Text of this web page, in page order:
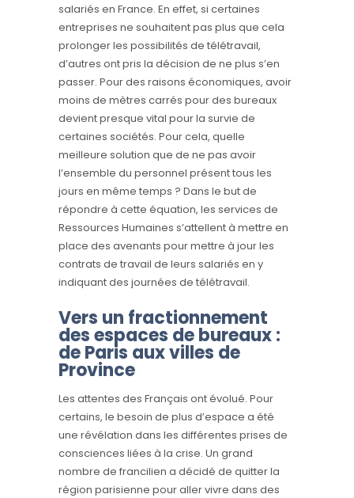
salariés en France. En effet, si certaines
entreprises ne souhaitent pas plus que cela
prolonger les possibilités de télétravail,
d’autres ont pris la décision de ne plus s’en
passer. Pour des raisons économiques, avoir
moins de mètres carrés pour des bureaux
devient presque vital pour la survie de
certaines sociétés. Pour cela, quelle
meilleure solution que de ne pas avoir
l’ensemble du personnel présent tous les
jours en même temps ? Dans le but de
répondre à cette équation, les services de
Ressources Humaines s’attellent à mettre en
place des avenants pour mettre à jour les
contrats de travail de leurs salariés en y
indiquant des journées de télétravail.
Vers un fractionnement
des espaces de bureaux :
de Paris aux villes de
Province
Les attentes des Français ont évolué. Pour
certains, le besoin de plus d’espace a été
une révélation dans les différentes prises de
consciences liées à la crise. Un grand
nombre de francilien a décidé de quitter la
région parisienne pour aller vivre dans des